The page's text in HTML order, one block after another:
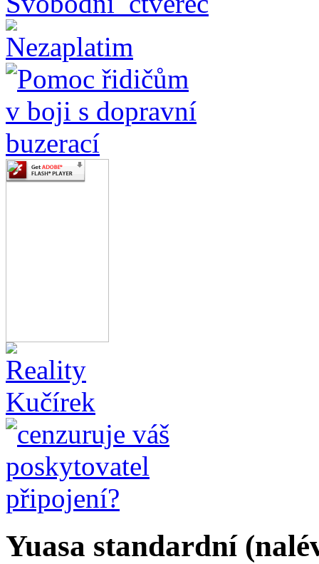
Yuasa standardní